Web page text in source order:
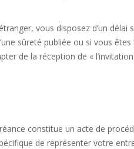
vous disposez d’un
sûreté publiée ou si vous
de la réception de «
constitue un acte de
de représenter votre